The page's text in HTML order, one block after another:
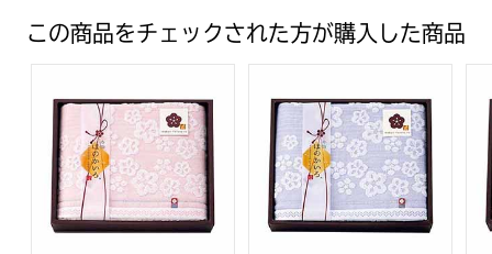
この商品をチェックされた方が購入した商品